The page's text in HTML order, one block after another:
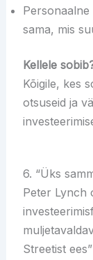
sama, mis
Kellele
Kõigile, kes
otsuseid ja
6. “Üks
Peter Lynch
Streetist